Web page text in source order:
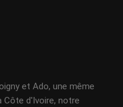
et Ado, une même
Côte d'Ivoire, notre